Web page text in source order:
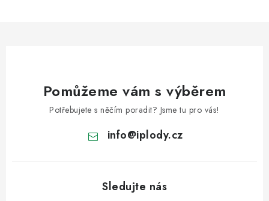
Pomůžeme vám s výběrem
Potřebujete s něčím poradit? Jsme tu pro vás!
info@iplody.cz